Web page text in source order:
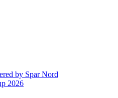
by Spar Nord
2026